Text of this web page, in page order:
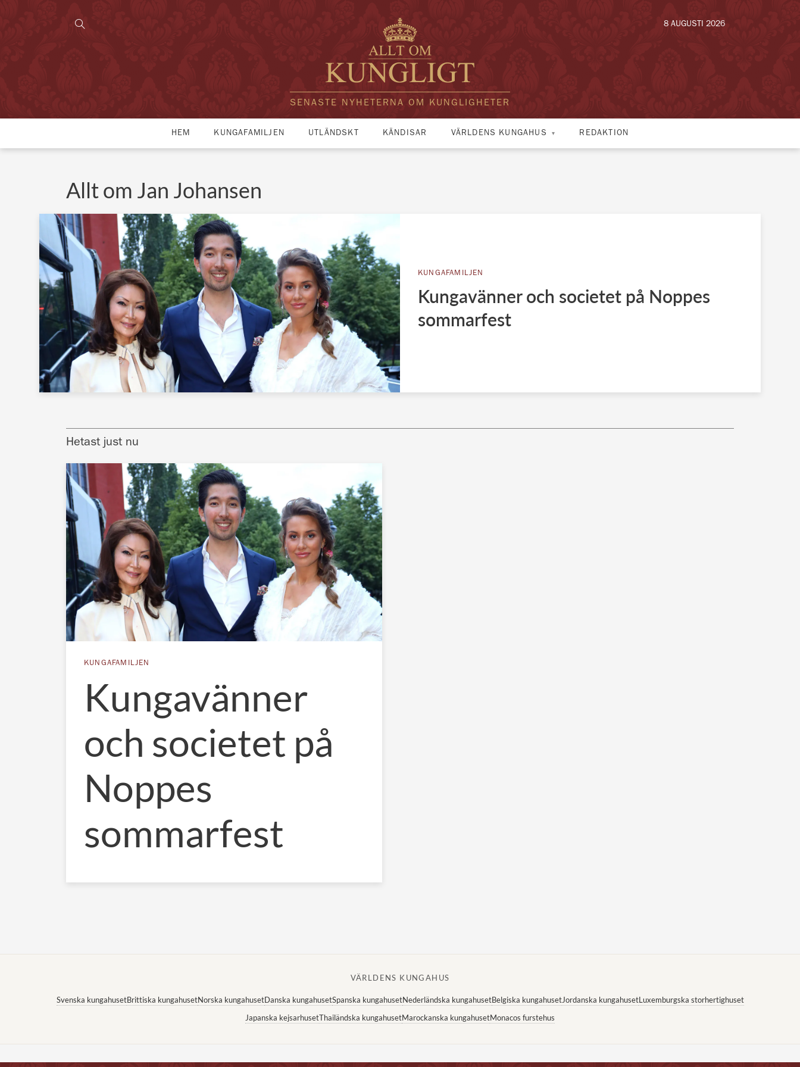
SENASTE NYHETERNA OM KUNGLIGHETER
8 AUGUSTI 2026
HEM KUNGAFAMILJEN UTLÄNDSKT KÄNDISAR VÄRLDENS KUNGAHUS REDAKTION
Allt om Jan Johansen
KUNGAFAMILJEN
Kungavänner och societet på Noppes
sommarfest
Hetast just nu
KUNGAFAMILJEN
Kungavänner
och societet på
Noppes
sommarfest
VÄRLDENS KUNGAHUS
Svenska kungahusetBrittiska kungahusetNorska kungahusetDanska kungahusetSpanska kungahusetNederländska kungahusetBelgiska kungahusetJordanska kungahusetLuxemburgska storhertighuset
Japanska kejsarhusetThailändska kungahusetMarockanska kungahusetMonacos furstehus